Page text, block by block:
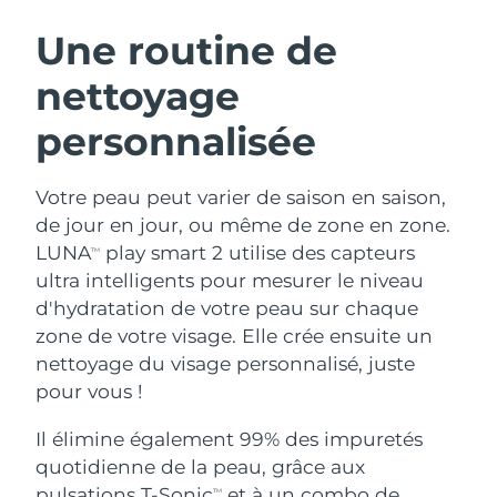
Une routine de
nettoyage
personnalisée
Votre peau peut varier de saison en saison,
de jour en jour, ou même de zone en zone.
LUNATM
play smart 2 utilise des capteurs
ultra intelligents pour mesurer le niveau
d'hydratation de votre peau sur chaque
zone de votre visage. Elle crée ensuite un
nettoyage du visage personnalisé, juste
pour vous !
Il élimine également 99% des impuretés
quotidienne de la peau, grâce aux
TM
Nettoyage du visage
Anti-aging massage
LUNA™ 4 Plus
Massage, LED heating
LUNA™ 4 Men
Lifting
Microcurrent toning
BEAR™ 2 go
Microcurrent toning on-the-go
BEAR™ 2 eyes & lips
Hydratation
UFO™ 3 coffret
Deep facial hydration
Near-infrared and red light therapy
device
Soin bucco-dentaire
issa™ 4
Hybrid silicone sonic toothbrush
Smart hybrid silicone sonic toothbrush
FAQ™ TRAITEMENT ANTI-ÂGE
Anti-âge Traitements LED
Autriche Livraison estimée
Bahreïn
Belgique Livraison estimée
Bermudes Livraison estimée14/8/26
Bosnie-Herzégovine Livraison estimée
Brunei
Bulgarie Livraison estimée8/8/26
Canada
Chili Livraison estimée12/8/26